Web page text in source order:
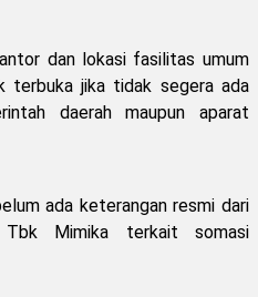
dan lokasi fasilitas umum
terbuka jika tidak segera ada
daerah maupun aparat
ada keterangan resmi dari
Mimika terkait somasi